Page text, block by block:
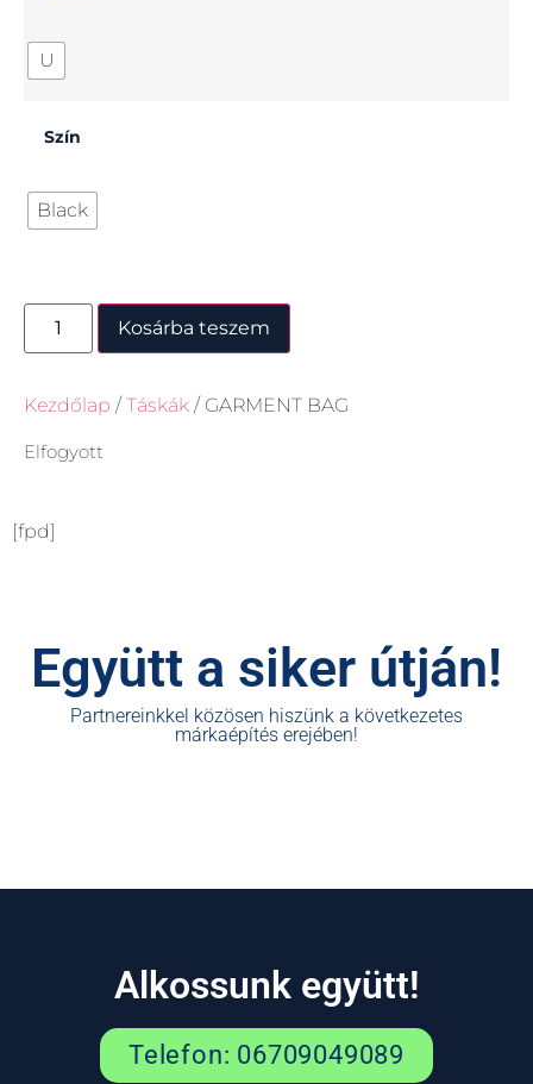
U
Szín
Black
Kosárba teszem
Kezdőlap /Táskák / GARMENT BAG
Elfogyott
[fpd]
Együtt a siker útján!
Partnereinkkel közösen hiszünk a következetes
márkaépítés erejében!
Alkossunk együtt!
Telefon: 06709049089